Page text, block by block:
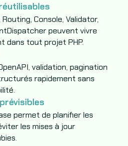
Console, Validator,
peuvent vivre
dans tout projet PHP.
validation, pagination
rapidement sans
permet de planifier les
les mises à jour